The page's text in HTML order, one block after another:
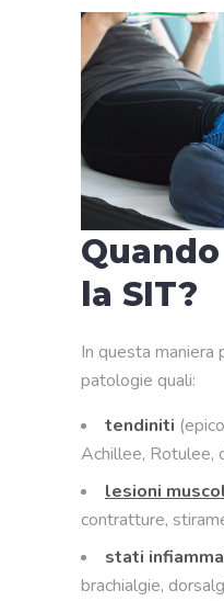
la SIT?
In questa
patologie quali:
tendiniti
Achillee, Rotulee,
lesioni
contratture,
stati
brachialgie,